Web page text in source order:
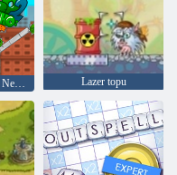
Amigo Pancho 2: New York Partisi Lazer topu